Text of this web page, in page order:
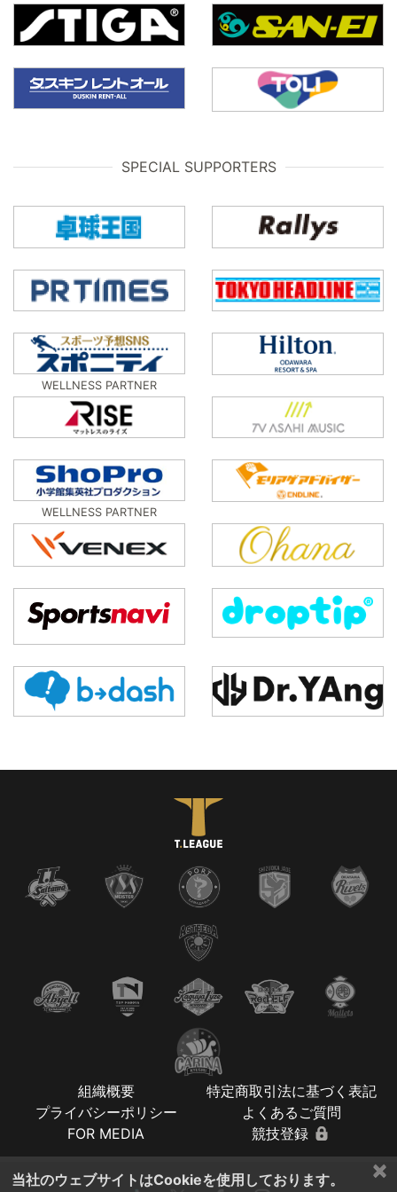
SPECIAL SUPPORTERS
WELLNESS PARTNER
WELLNESS PARTNER
組織概要
特定商取引法に基づく表記
プライバシーポリシー
よくあるご質問
FOR MEDIA
競技登録
×
当社のウェブサイトはCookieを使用しております。